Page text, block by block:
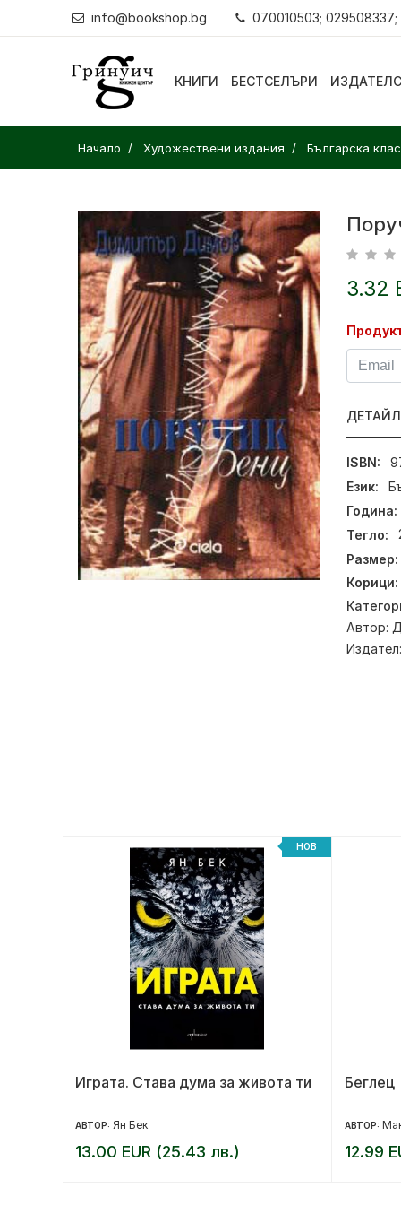
info@bookshop.bg 070010503; 029508337;
КНИГИ БЕСТСЕЛЪРИ
Начало Художествени издания Българска
3.32
ISBN:
Език:
Година:
Тегло:
Размер:
Корици:
Автор:
Издател:
НОВ
Играта. Става дума за живота ти
АВТОР: Ян Бек
13.00 EUR (25.43 лв.)
Беглец
АВТОР:
12.99